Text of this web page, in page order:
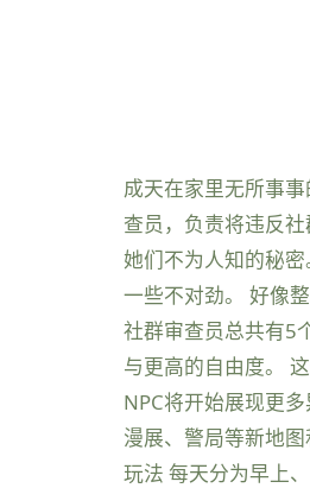
成天在家里无所事
查员，负责将违反
她们不为人知的秘
一些不对劲。 好像
社群审查员总共有5
与更高的自由度。
NPC将开始展现更
漫展、警局等新地
玩法 每天分为早上